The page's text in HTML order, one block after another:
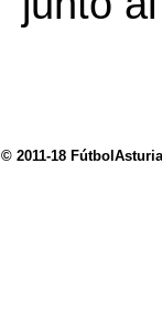
© 2011-18